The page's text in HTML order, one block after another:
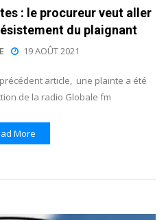
: le procureur veut aller
du plaignant
19 AOÛT 2021
article, une plainte a été
de la radio Globale fm
More